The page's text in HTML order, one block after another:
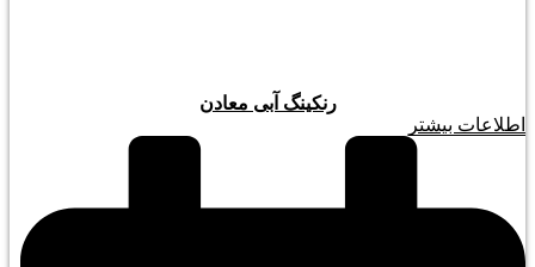
رنکینگ آبی معادن
اطلاعات بیشتر